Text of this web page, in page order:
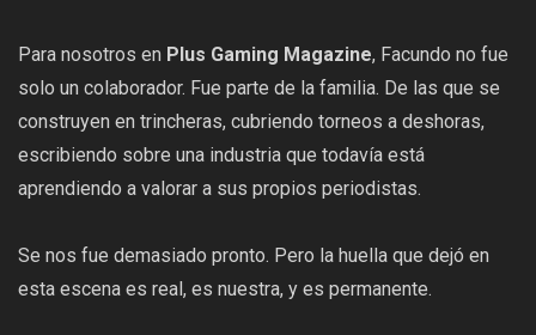
Para nosotros en Plus Gaming Magazine, Facundo no fue
solo un colaborador. Fue parte de la familia. De las que se
construyen en trincheras, cubriendo torneos a deshoras,
escribiendo sobre una industria que todavía está
aprendiendo a valorar a sus propios periodistas.
Se nos fue demasiado pronto. Pero la huella que dejó en
esta escena es real, es nuestra, y es permanente.